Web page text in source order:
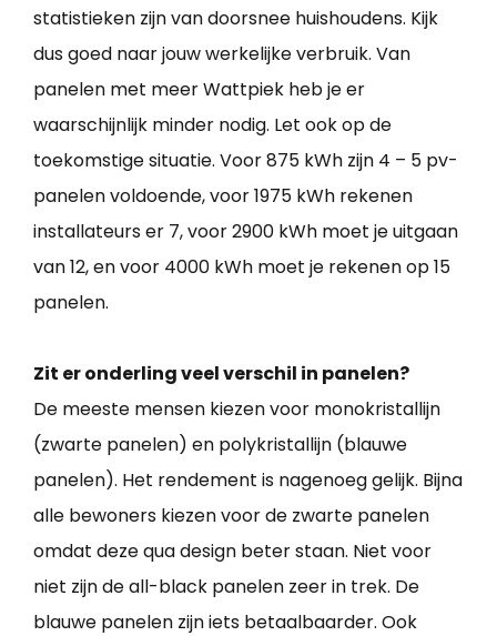
statistieken zijn van doorsnee huishoudens. Kijk
dus goed naar jouw werkelijke verbruik. Van
panelen met meer Wattpiek heb je er
waarschijnlijk minder nodig. Let ook op de
toekomstige situatie. Voor 875 kWh zijn 4 – 5 pv-
panelen voldoende, voor 1975 kWh rekenen
installateurs er 7, voor 2900 kWh moet je uitgaan
van 12, en voor 4000 kWh moet je rekenen op 15
panelen.
Zit er onderling veel verschil in panelen?
De meeste mensen kiezen voor monokristallijn
(zwarte panelen) en polykristallijn (blauwe
panelen). Het rendement is nagenoeg gelijk. Bijna
alle bewoners kiezen voor de zwarte panelen
omdat deze qua design beter staan. Niet voor
niet zijn de all-black panelen zeer in trek. De
blauwe panelen zijn iets betaalbaarder. Ook